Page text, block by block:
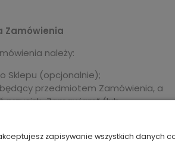
Zamówienia
należy:
Sklepu (opcjonalnie);
przedmiotem Zamówienia, a
przycisk „Zamawiam” (lub
zapisywanie wszystkich danych